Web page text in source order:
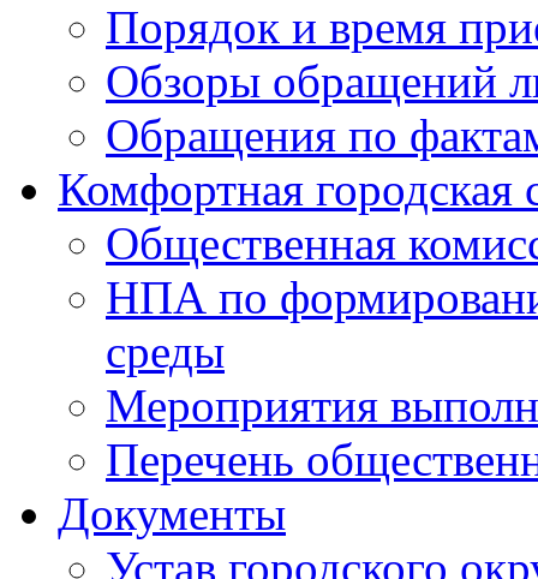
Порядок и время
Обзоры обращений
Обращения по
Комфортная городская
Общественная
НПА по
среды
Мероприятия
Перечень
Документы
Устав городского